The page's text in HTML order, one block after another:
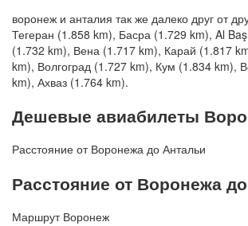
воронеж и анталия так же далеко друг от
Тегеран (1.858 km), Басра (1.729 km), Al
(1.732 km), Вена (1.717 km), Карай (1.817
km), Волгоград (1.727 km), Кум (1.834 km),
km), Ахваз (1.764 km).
Дешевые авиабилеты
Расстояние от Воронежа до Антальи
Расстояние от Воронежа
Маршрут Воронеж